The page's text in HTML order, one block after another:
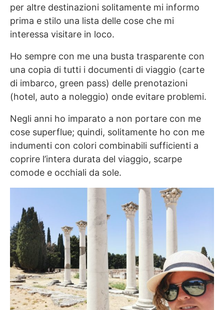
per altre destinazioni solitamente mi informo
prima e stilo una lista delle cose che mi
interessa visitare in loco.
Ho sempre con me una busta trasparente con
una copia di tutti i documenti di viaggio (carte
di imbarco, green pass) delle prenotazioni
(hotel, auto a noleggio) onde evitare problemi.
Negli anni ho imparato a non portare con me
cose superflue; quindi, solitamente ho con me
indumenti con colori combinabili sufficienti a
coprire l’intera durata del viaggio, scarpe
comode e occhiali da sole.